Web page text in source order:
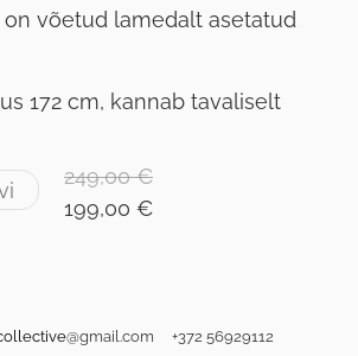
on võetud lamedalt asetatud
172 cm, kannab tavaliselt
249,00 €
199,00 €
@gmail.com +372 56929112